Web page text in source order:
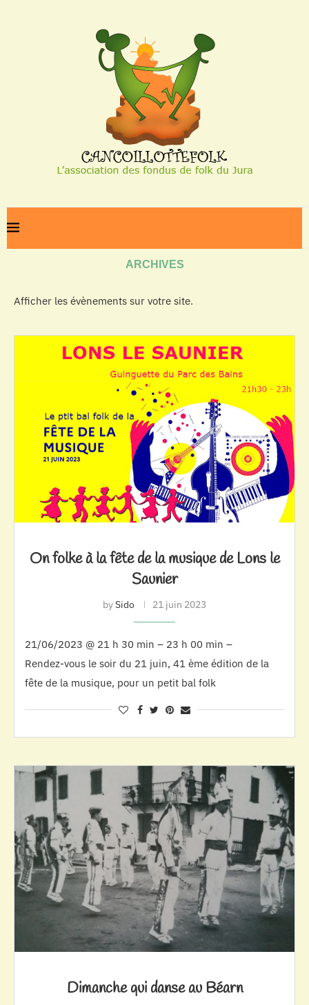
ARCHIVES
Afficher les évènements sur votre site.
On folke à la fête de la musique de Lons le
Saunier
bySido 21 juin 2023
21/06/2023 @ 21 h 30 min – 23 h 00 min –
Rendez-vous le soir du 21 juin, 41 ème édition de la
fête de la musique, pour un petit bal folk
Dimanche qui danse au Béarn